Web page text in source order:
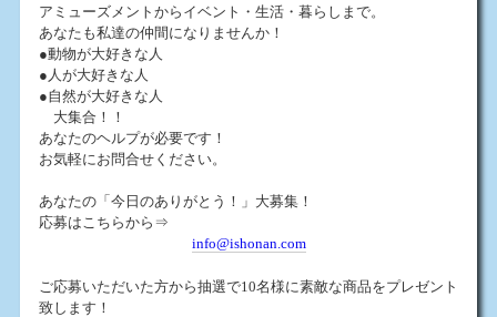
アミューズメントからイベント・生活・暮らしまで。
あなたも私達の仲間になりませんか！
●動物が大好きな人
●人が大好きな人
●自然が大好きな人
大集合！！
あなたのヘルプが必要です！
お気軽にお問合せください。
あなたの「今日のありがとう！」大募集！
応募はこちらから⇒
info@ishonan.com
ご応募いただいた方から抽選で10名様に素敵な商品をプレゼント
致します！